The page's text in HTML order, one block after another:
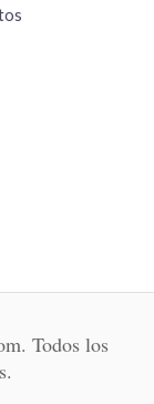
Todos los